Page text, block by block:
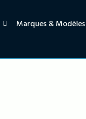
Marques & Modèles